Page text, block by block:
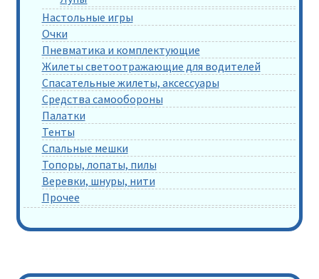
Настольные игры
Очки
Пневматика и комплектующие
Жилеты светоотражающие для водителей
Спасательные жилеты, аксессуары
Средства самообороны
Палатки
Тенты
Спальные мешки
Топоры, лопаты, пилы
Веревки, шнуры, нити
Прочее